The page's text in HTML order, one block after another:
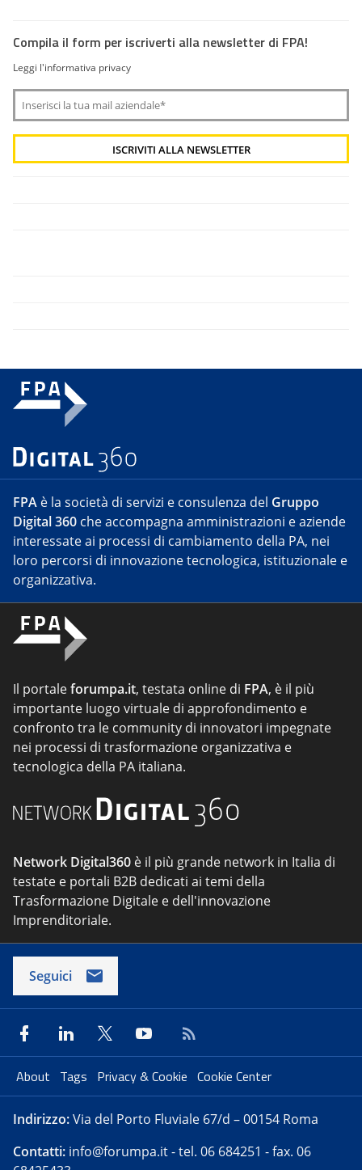
Compila il form per iscriverti alla newsletter di FPA!
Leggi l'informativa privacy
FPA è la società di servizi e consulenza del Gruppo
Digital 360 che accompagna amministrazioni e aziende
interessate ai processi di cambiamento della PA, nei
loro percorsi di innovazione tecnologica, istituzionale e
organizzativa.
Il portaleforumpa.it, testata online di FPA, è il più
importante luogo virtuale di approfondimento e
confronto tra le community di innovatori impegnate
nei processi di trasformazione organizzativa e
tecnologica della PA italiana.
Network Digital360 è il più grande network in Italia di
testate e portali B2B dedicati ai temi della
Trasformazione Digitale e dell'innovazione
Imprenditoriale.
Seguici
About Tags Privacy & Cookie Cookie Center
Indirizzo:Via del Porto Fluviale 67/d – 00154 Roma
Contatti: info@forumpa.it- tel. 06 684251 - fax. 06